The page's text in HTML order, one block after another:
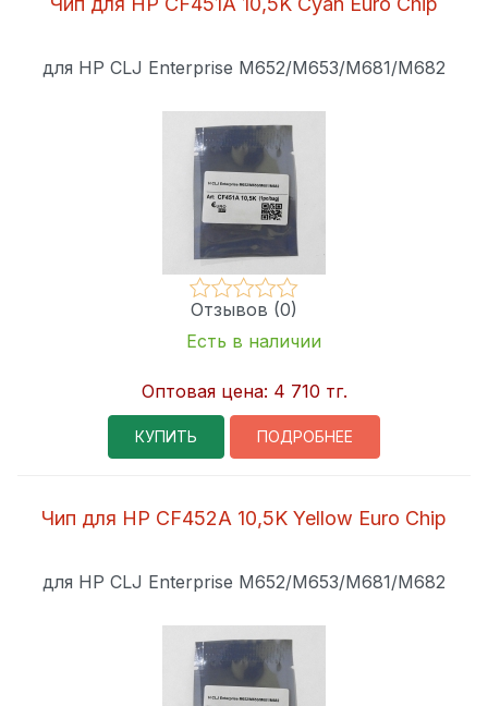
для HP CLJ Enterprise M652/M653/M681/M682
Отзывов (0)
Есть в наличии
Оптовая цена: 4 710 тг.
КУПИТЬ ПОДРОБНЕЕ
Чип для HP CF452A 10,5K Yellow Euro Chip
для HP CLJ Enterprise M652/M653/M681/M682